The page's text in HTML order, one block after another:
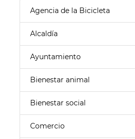
Agencia de la Bicicleta
Alcaldía
Ayuntamiento
Bienestar animal
Bienestar social
Comercio